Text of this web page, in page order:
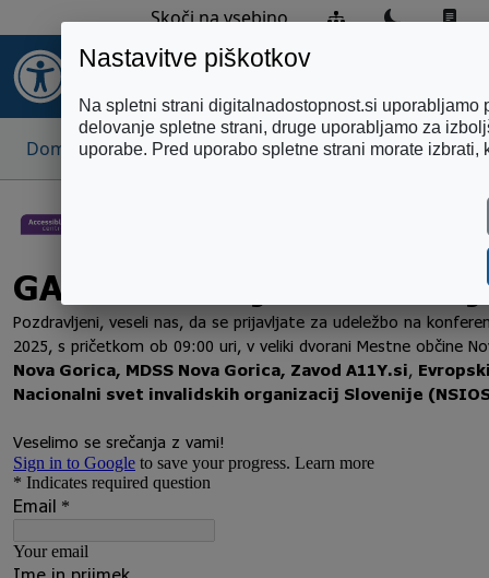
Nastavitve piškotkov
Na spletni strani digitalnadostopnost.si
delovanje spletne strani, druge uporabljamo za
uporabe. Pred uporabo spletne strani morate
Skoči na vsebino Zemljevid strani
Preklopi
DIGITALNA
Domov GAAD Slovenija 2025 – Prijavnica